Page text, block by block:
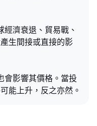
濟衰退、貿易戰、
生間接或直接的影
會影響其價格。當投
能上升，反之亦然。